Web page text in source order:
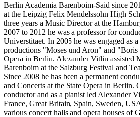
Berlin Academia Barenboim-Said since
at the Leipzig Felix Mendelssohn High
three years a Music Director at the
2007 to 2012 he was a professor for
Universtitaet. In 2005 he was engaged as
productions "Moses und Aron" and "Boris
Opera in Berlin. Alexander Vitlin assisted
Barenboim at the Salzburg Festival and
Since 2008 he has been a permanent
and Concerts at the State Opera in Berlin.
conductor and as a pianist led Alexander
France, Great Britain, Spain, Sweden,
various concert halls and opera houses of